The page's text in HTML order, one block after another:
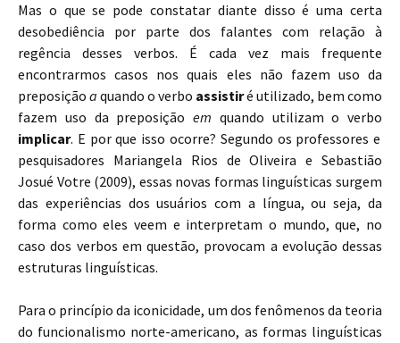
Mas o que se pode constatar diante disso é uma certa
desobediência por parte dos falantes com relação à
regência desses verbos. É cada vez mais frequente
encontrarmos casos nos quais eles não fazem uso da
preposição a quando o verbo assistiré utilizado, bem como
fazem uso da preposição em quando utilizam o verbo
implicar. E por que isso ocorre? Segundo os professores e
pesquisadores Mariangela Rios de Oliveira e Sebastião
Josué Votre (2009), essas novas formas linguísticas surgem
das experiências dos usuários com a língua, ou seja, da
forma como eles veem e interpretam o mundo, que, no
caso dos verbos em questão, provocam a evolução dessas
estruturas linguísticas.
Para o princípio da iconicidade, um dos fenômenos da teoria
do funcionalismo norte-americano, as formas linguísticas